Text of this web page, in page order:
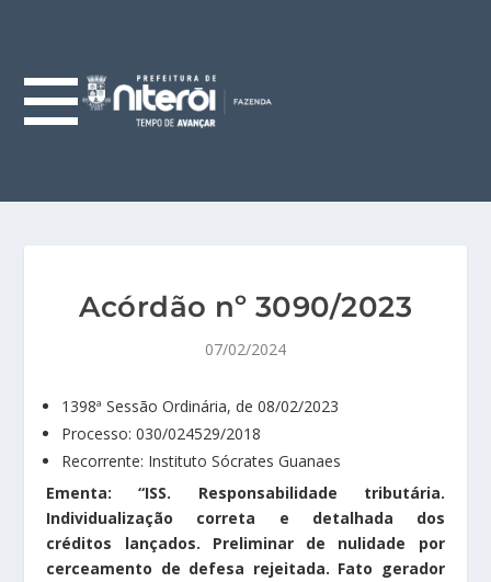
Acórdão nº 3090/2023
07/02/2024
1398ª Sessão Ordinária, de 08/02/2023
Processo: 030/024529/2018
Recorrente: Instituto Sócrates Guanaes
Ementa:“ISS. Responsabilidade tributária.
Individualização correta e detalhada dos
créditos lançados. Preliminar de nulidade por
cerceamento de defesa rejeitada. Fato gerador